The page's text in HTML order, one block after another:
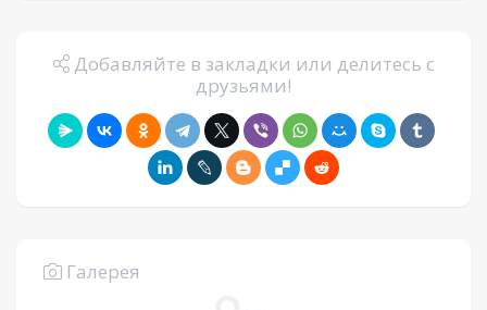
Добавляйте в закладки или делитесь с
друзьями!
Галерея